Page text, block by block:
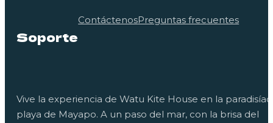
Soporte
ContáctenosPreguntas frecuentes
Vive la experiencia de Watu Kite House en la
playa de Mayapo. A un paso del mar, con la brisa del